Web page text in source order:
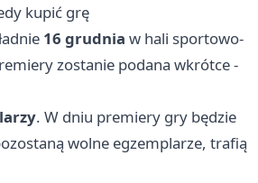
kupić grę
16 grudnia w hali sportowo-
zostanie podana wkrótce -
. W dniu premiery gry będzie
wolne egzemplarze, trafią